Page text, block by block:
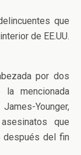
que
de EE.UU.
por dos
mencionada
Younger,
que
después del fin